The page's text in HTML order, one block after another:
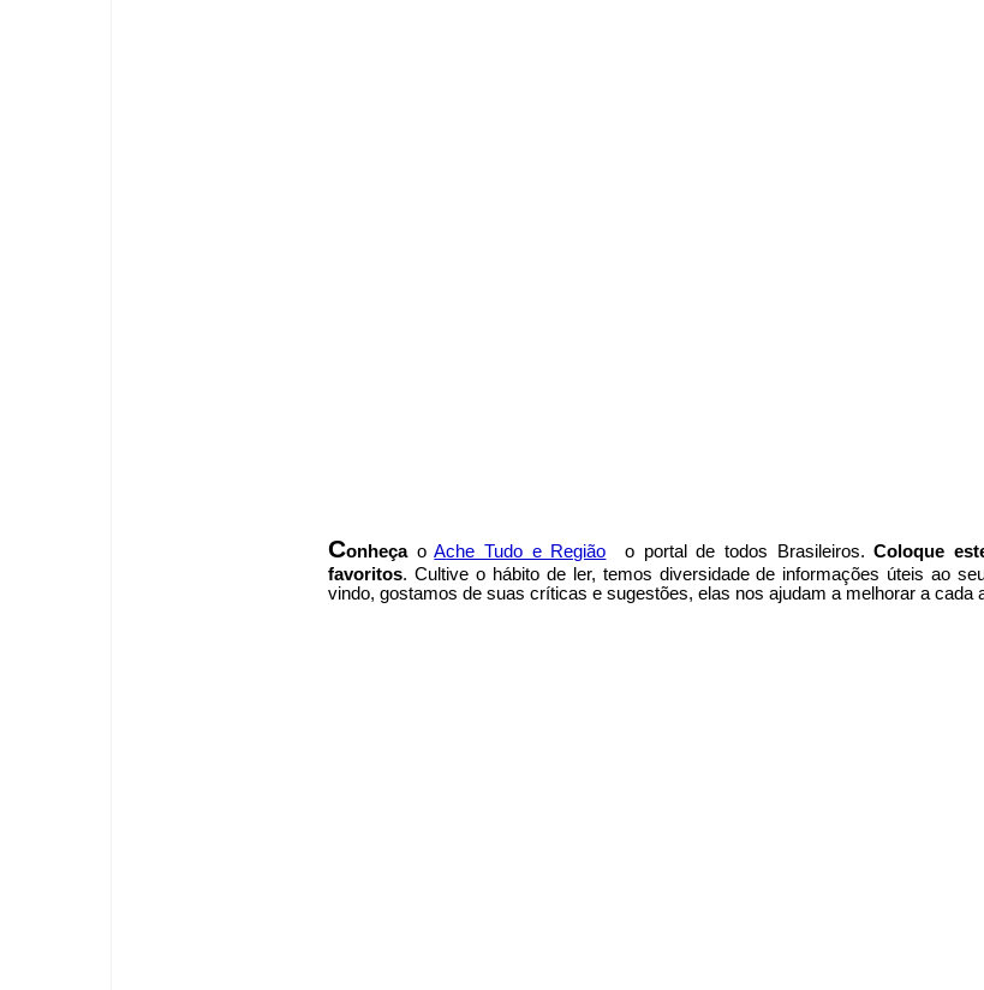
ConheçaoAche Tudo e Região o portalde todos Brasileiros. Coloque
favoritos. Cultive o hábito de ler, temos diversidade de informações úteis ao
vindo, gostamos de suas críticas e sugestões, elas nos ajudam a melhorar a cada